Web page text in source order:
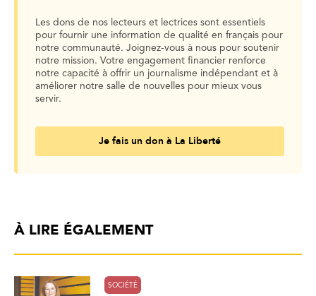
Les dons de nos lecteurs et lectrices sont essentiels
pour fournir une information de qualité en français pour
notre communauté. Joignez-vous à nous pour soutenir
notre mission. Votre engagement financier renforce
notre capacité à offrir un journalisme indépendant et à
améliorer notre salle de nouvelles pour mieux vous
servir.
Je fais un don à La Liberté
À LIRE ÉGALEMENT
SOCIÉTÉ